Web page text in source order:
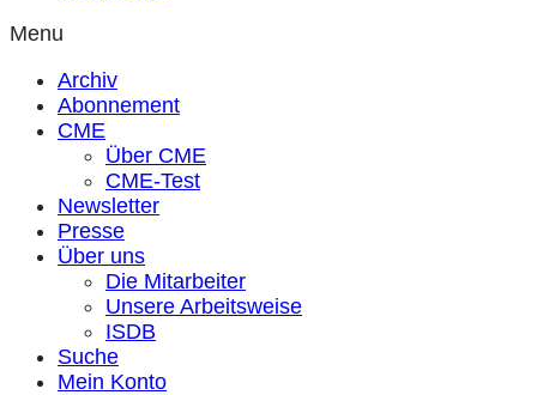
Menu
Archiv
Abonnement
CME
Über CME
CME-Test
Newsletter
Presse
Über uns
Die Mitarbeiter
Unsere Arbeitsweise
ISDB
Suche
Mein Konto